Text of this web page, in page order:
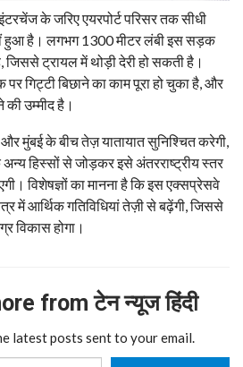
के जरिए एयरपोर्ट परिसर तक सीधी
हुआ है। लगभग 1300 मीटर लंबी इस सड़क
ट्रायल में थोड़ी देरी हो सकती है।
गिट्टी बिछाने का काम पूरा हो चुका है, और
की उम्मीद है।
मुंबई के बीच तेज़ यातायात सुनिश्चित करेगी,
हिस्सों से जोड़कर इसे अंतरराष्ट्रीय स्तर
विशेषज्ञों का मानना है कि इस एक्सप्रेसवे
में आर्थिक गतिविधियां तेज़ी से बढ़ेंगी, जिससे
विकास होगा।
from टेन न्यूज हिंदी
latest posts sent to your email.